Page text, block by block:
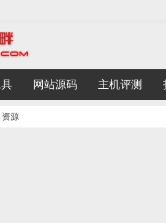
网站源码 主机评测
资源